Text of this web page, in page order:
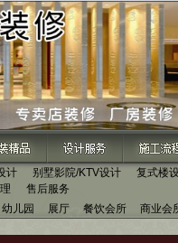
计 别墅影院/KTV设计
复式楼
售后服务
幼儿园 展厅 餐饮会所 商业会